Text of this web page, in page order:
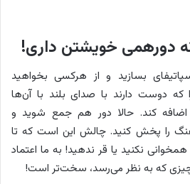
بسازید و از هرکسی بخواهید
که دوست دارند با صدای بلند با آن‌ها
کند. حالا دور هم جمع شوید و
را پخش کنید. چالش این است که تا
نکنید یا قر ندهید! به ما اعتماد
چیزی که به نظر می‌رسد، سخت‌تر است!